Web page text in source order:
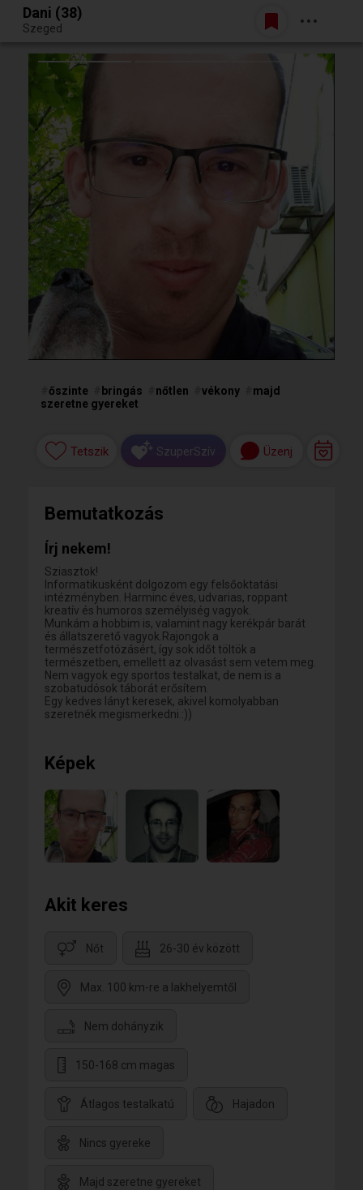
Egy jó randiból bármi lehet.
Belépés
Dani (38)
Szeged
őszinte bringás nőtlen vékony
majd
szeretne gyereket
Tetszik SzuperSzív Üzenj
Bemutatkozás
Írj nekem!
Sziasztok!
Informatikusként dolgozom egy felsőoktatási
intézményben. Harminc éves, udvarias, roppant
kreatív és humoros személyiség vagyok.
Munkám a hobbim is, valamint nagy kerékpár barát
és állatszerető vagyok.Rajongok a
természetfotózásért, így sok időt töltök a
természetben, emellett az olvasást sem vetem meg.
Nem vagyok egy sportos testalkat, de nem is a
szobatudósok táborát erősítem.
Egy kedves lányt keresek, akivel komolyabban
szeretnék megismerkedni.:))
Képek
Akit keres
Nőt 26-30 év között
Max. 100 km-re a lakhelyemtől
Nem dohányzik
150-168 cm magas
Átlagos testalkatú Hajadon
Nincs gyereke
Majd szeretne gyereket